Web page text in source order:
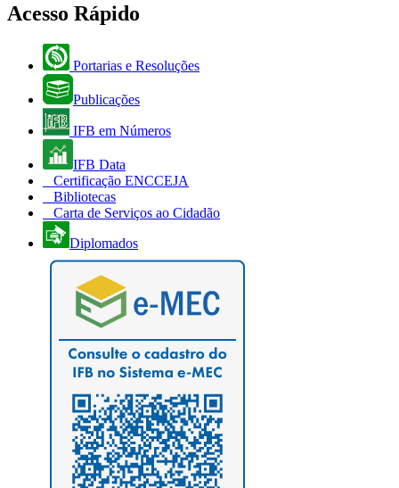
Acesso Rápido
Portarias e Resoluções
Publicações
IFB em Números
IFB Data
Certificação ENCCEJA
Bibliotecas
Carta de Serviços ao Cidadão
Diplomados